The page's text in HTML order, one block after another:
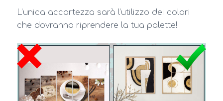
L’unica accortezza sarà l’utilizzo dei colori
che dovranno riprendere la tua palette!